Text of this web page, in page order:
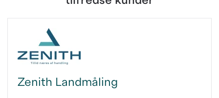
Zenith Landmåling